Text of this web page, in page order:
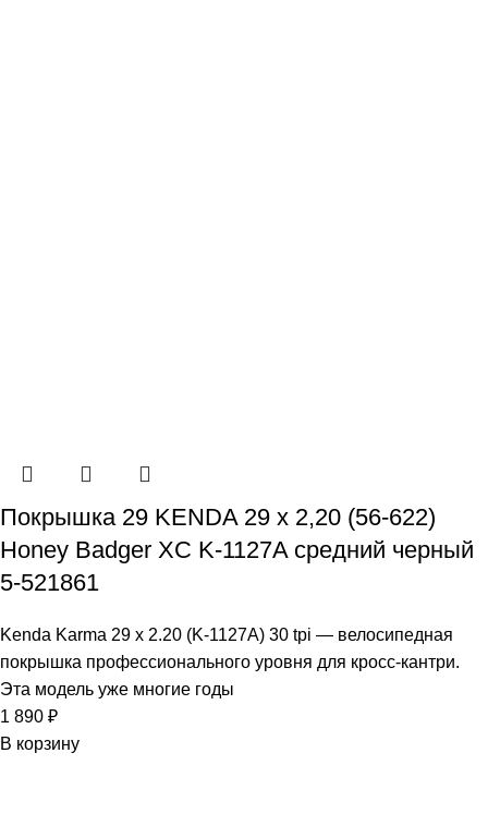
Покрышка 29 KENDA 29 x 2,20 (56-622)
Honey Badger XC K-1127A средний черный
5-521861
Kenda Karma 29 x 2.20 (K-1127A) 30 tpi — велосипедная
покрышка профессионального уровня для кросс-кантри.
Эта модель уже многие годы
1 890 ₽
В корзину